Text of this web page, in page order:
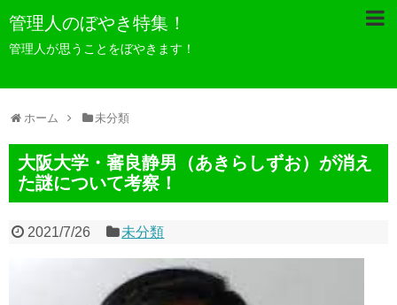
管理人のぼやき特集！
管理人が思うことをぼやきます！
ホーム 未分類
大阪大学・審良静男（あきらしずお）が消え
た謎について考察！
2021/7/26 未分類